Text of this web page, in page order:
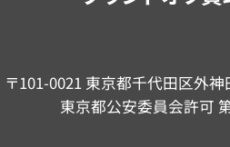
〒101-0021 東京都千代田区外
東京都公安委員会許可